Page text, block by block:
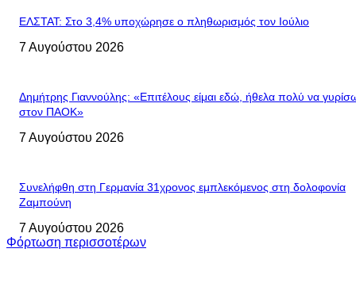
ΕΛΣΤΑΤ: Στο 3,4% υποχώρησε ο πληθωρισμός τον Ιούλιο
7 Αυγούστου 2026
Δημήτρης Γιαννούλης: «Επιτέλους είμαι εδώ, ήθελα πολύ να
στον ΠΑΟΚ»
7 Αυγούστου 2026
Συνελήφθη στη Γερμανία 31χρονος εμπλεκόμενος στη δολοφονία
Ζαμπούνη
7 Αυγούστου 2026
Φόρτωση περισσοτέρων